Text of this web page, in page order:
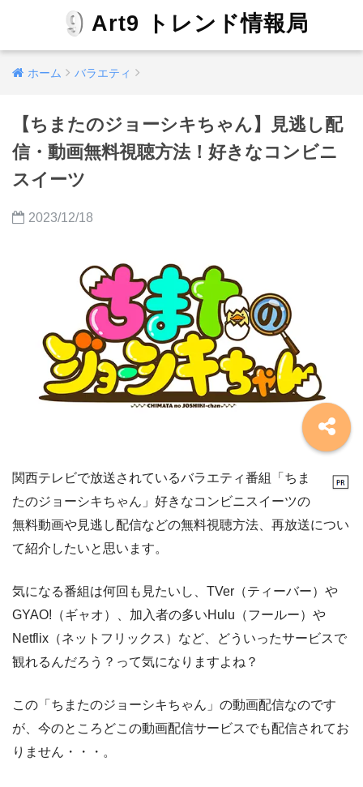
Art9 トレンド情報局
ホーム バラエティ
【ちまたのジョーシキちゃん】見逃し配
信・動画無料視聴方法！好きなコンビニ
スイーツ
2023/12/18
関西テレビで放送されているバラエティ番組「ちま
たのジョーシキちゃん」好きなコンビニスイーツの
無料動画や見逃し配信などの無料視聴方法、再放送につい
て紹介したいと思います。
気になる番組は何回も見たいし、TVer（ティーバー）や
GYAO!（ギャオ）、加入者の多いHulu（フールー）や
Netflix（ネットフリックス）など、どういったサービスで
観れるんだろう？って気になりますよね？
この「ちまたのジョーシキちゃん」の動画配信なのです
が、今のところどこの動画配信サービスでも配信されてお
りません・・・。